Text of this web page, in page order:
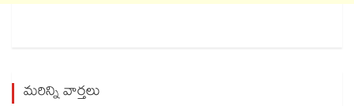
మరిన్ని వార్తలు